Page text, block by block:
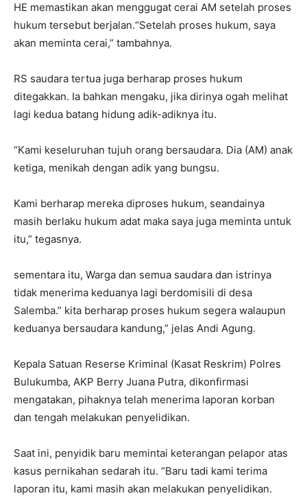
HE memastikan akan menggugat cerai AM setelah proses
hukum tersebut berjalan.“Setelah proses hukum, saya
akan meminta cerai,” tambahnya.
RS saudara tertua juga berharap proses hukum
ditegakkan. Ia bahkan mengaku, jika dirinya ogah melihat
lagi kedua batang hidung adik-adiknya itu.
“Kami keseluruhan tujuh orang bersaudara. Dia (AM) anak
ketiga, menikah dengan adik yang bungsu.
Kami berharap mereka diproses hukum, seandainya
masih berlaku hukum adat maka saya juga meminta untuk
itu,” tegasnya.
sementara itu, Warga dan semua saudara dan istrinya
tidak menerima keduanya lagi berdomisili di desa
Salemba.” kita berharap proses hukum segera walaupun
keduanya bersaudara kandung,” jelas Andi Agung.
Kepala Satuan Reserse Kriminal (Kasat Reskrim) Polres
Bulukumba, AKP Berry Juana Putra, dikonfirmasi
mengatakan, pihaknya telah menerima laporan korban
dan tengah melakukan penyelidikan.
Saat ini, penyidik baru memintai keterangan pelapor atas
kasus pernikahan sedarah itu. “Baru tadi kami terima
laporan itu, kami masih akan melakukan penyelidikan.